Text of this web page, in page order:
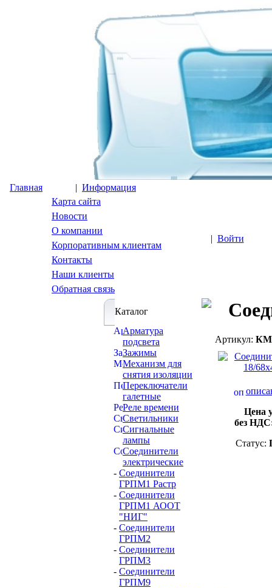
Главная | Информация
Карта сайта
Новости
О компании
Корпоративным клиентам
Контакты
Наши клиенты
Обратная связь
| Войти
Каталог
Арматура
подсвета
Зажимы
Механизм для
снятия изоляции
Переключатели
галетные
Реле времени
Светильники
Сигнальные
лампы
Соединители
электрические
- Соединители
ГРПМ1 Растр
- Соединители
ГРПМ1 АООТ
"НИГ"
- Соединители
ГРПМ2
- Соединители
ГРПМ3
- Соединители
ГРПМ9
Артикул:
Цена
без
Статус: